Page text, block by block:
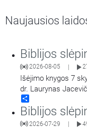
Naujausios
Biblijos
2026-08-05
Išėjimo knygos 7
dr. Laurynas
Biblijos
2026-07-29